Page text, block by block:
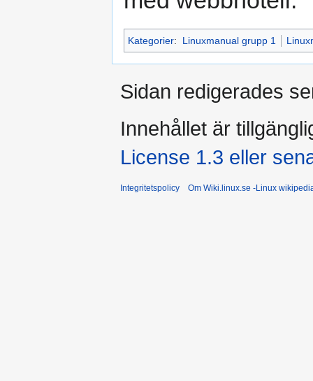
Kategorier: Linuxmanual grupp 1
Sidan redigerades
Innehållet är
License 1.3 eller
Integritetspolicy Om Wiki.linux.se -Linux